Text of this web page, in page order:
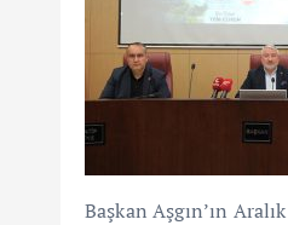
Başkan Aşgın’ın